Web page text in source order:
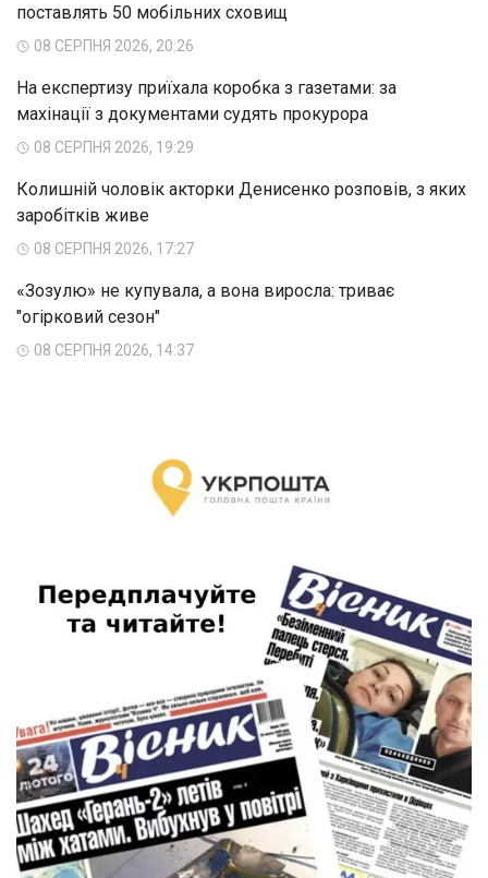
поставлять 50 мобільних сховищ
08 СЕРПНЯ 2026, 20:26
На експертизу приїхала коробка з газетами: за
махінації з документами судять прокурора
08 СЕРПНЯ 2026, 19:29
Колишній чоловік акторки Денисенко розповів, з яких
заробітків живе
08 СЕРПНЯ 2026, 17:27
«Зозулю» не купувала, а вона виросла: триває
"огірковий сезон"
08 СЕРПНЯ 2026, 14:37